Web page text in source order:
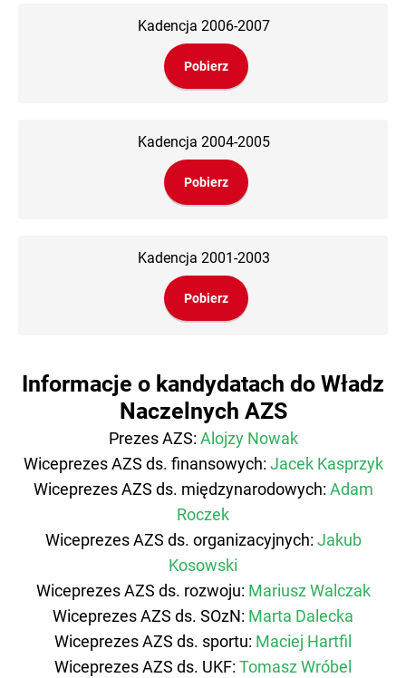
Kadencja 2006-2007
Pobierz
Kadencja 2004-2005
Pobierz
Kadencja 2001-2003
Pobierz
Informacje o kandydatach do Władz
Naczelnych AZS
Prezes AZS: Alojzy Nowak
Wiceprezes AZS ds. finansowych: Jacek Kasprzyk
Wiceprezes AZS ds. międzynarodowych: Adam
Roczek
Wiceprezes AZS ds. organizacyjnych: Jakub
Kosowski
Wiceprezes AZS ds. rozwoju: Mariusz Walczak
Wiceprezes AZS ds. SOzN: Marta Dalecka
Wiceprezes AZS ds. sportu: Maciej Hartfil
Wiceprezes AZS ds. UKF: Tomasz Wróbel